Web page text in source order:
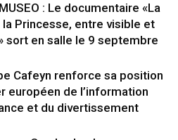
: Le documentaire «La
la Princesse, entre visible et
sort en salle le 9 septembre
Cafeyn renforce sa position
européen de l’information
et du divertissement